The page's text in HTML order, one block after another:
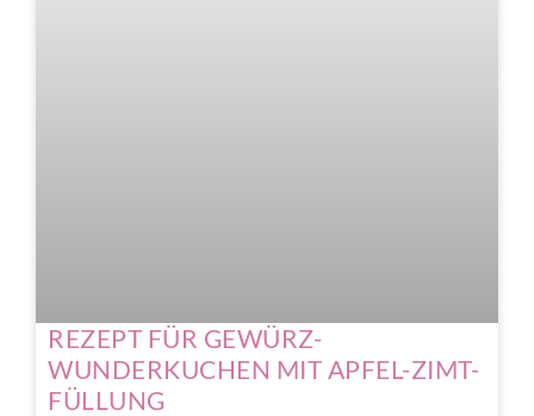
REZEPT FÜR GEWÜRZ-
WUNDERKUCHEN MIT APFEL-ZIMT-
FÜLLUNG